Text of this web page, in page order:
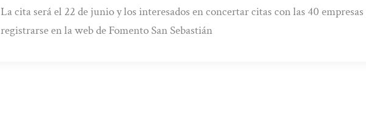
La cita será el 22 de junio y los interesados en concertar citas con las 40
registrarse en la web de Fomento San Sebastián